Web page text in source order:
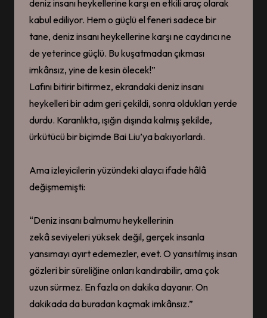
deniz insanı heykellerine karşı en etkili araç olarak
kabul ediliyor. Hem o güçlü el feneri sadece bir
tane, deniz insanı heykellerine karşı ne caydırıcı ne
de yeterince güçlü. Bu kuşatmadan çıkması
imkânsız, yine de kesin ölecek!”
Lafını bitirir bitirmez, ekrandaki deniz insanı
heykelleri bir adım geri çekildi, sonra oldukları yerde
durdu. Karanlıkta, ışığın dışında kalmış şekilde,
ürkütücü bir biçimde Bai Liu’ya bakıyorlardı.
Ama izleyicilerin yüzündeki alaycı ifade hâlâ
değişmemişti:
“Deniz insanı balmumu heykellerinin
zekâ seviyeleri yüksek değil, gerçek insanla
yansımayı ayırt edemezler, evet. O yansıtılmış insan
gözleri bir süreliğine onları kandırabilir, ama çok
uzun sürmez. En fazla on dakika dayanır. On
dakikada da buradan kaçmak imkânsız.”